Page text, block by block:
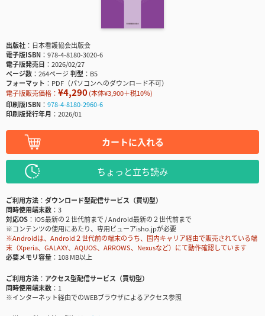
出版社
日本看護協会出版会
電子版ISBN
978-4-8180-3020-6
電子版発売日
2026/02/27
ページ数
264ページ判型
B5
フォーマット
PDF（パソコンへのダウンロード不可）
電子版販売価格： ¥4,290(本体¥3,900＋税10％)
印刷版ISBN
978-4-8180-2960-6
印刷版発行年月
2026/01
カートに入れる
ちょっと立ち読み
ご利用方法
ダウンロード型配信サービス（買切型）
同時使用端末数
3
対応OS
iOS最新の２世代前まで / Android最新の２世代前まで
※コンテンツの使用にあたり、専用ビューアisho.jpが必要
※Androidは、Android２世代前の端末のうち、国内キャリア経由で販売されている端
末（Xperia、GALAXY、AQUOS、ARROWS、Nexusなど）にて動作確認しています
必要メモリ容量
108 MB以上
ご利用方法
アクセス型配信サービス（買切型）
同時使用端末数
1
※インターネット経由でのWEBブラウザによるアクセス参照